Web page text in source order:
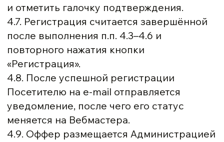
и отметить галочку подтверждения.
4.7. Регистрация считается завершённой
после выполнения п.п. 4.3–4.6 и
повторного нажатия кнопки
«Регистрация».
4.8. После успешной регистрации
Посетителю на e-mail отправляется
уведомление, после чего его статус
меняется на Вебмастера.
4.9. Оффер размещается Администрацией